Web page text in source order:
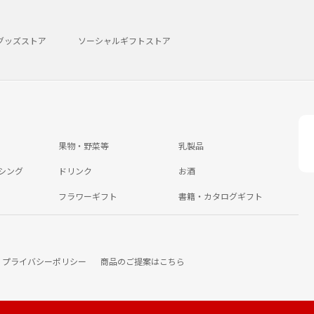
ッズストア ソーシャルギフトストア
果物・野菜等 乳製品
ング ドリンク お酒
フラワーギフト 書籍・カタログギフト
プライバシーポリシー 商品のご提案はこちら